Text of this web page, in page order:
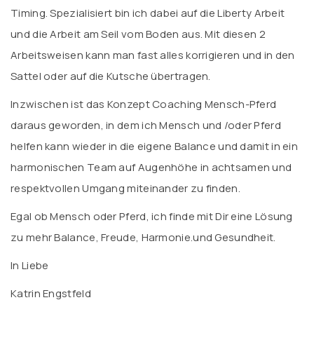
Timing. Spezialisiert bin ich dabei auf die Liberty Arbeit
und die Arbeit am Seil vom Boden aus. Mit diesen 2
Arbeitsweisen kann man fast alles korrigieren und in den
Sattel oder auf die Kutsche übertragen.
Inzwischen ist das Konzept Coaching Mensch-Pferd
daraus geworden, in dem ich Mensch und /oder Pferd
helfen kann wieder in die eigene Balance und damit in ein
harmonischen Team auf Augenhöhe in achtsamen und
respektvollen Umgang miteinander zu finden.
Egal ob Mensch oder Pferd, ich finde mit Dir eine Lösung
zu mehr Balance, Freude, Harmonie.und Gesundheit.
In Liebe
Katrin Engstfeld